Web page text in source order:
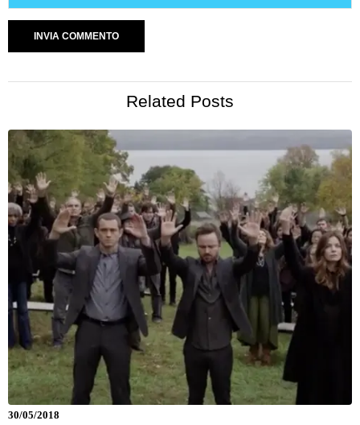
Related Posts
30/05/2018